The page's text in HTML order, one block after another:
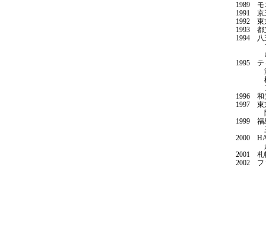
1989 モ
1991 京
1992 東
1993 都
1994 八
ファ
いす
1995 テ
港区
松阪
アー
1996 和
1997 東
阪神西
1999 福
三輪
2000
越後
2001 札
2002 フ